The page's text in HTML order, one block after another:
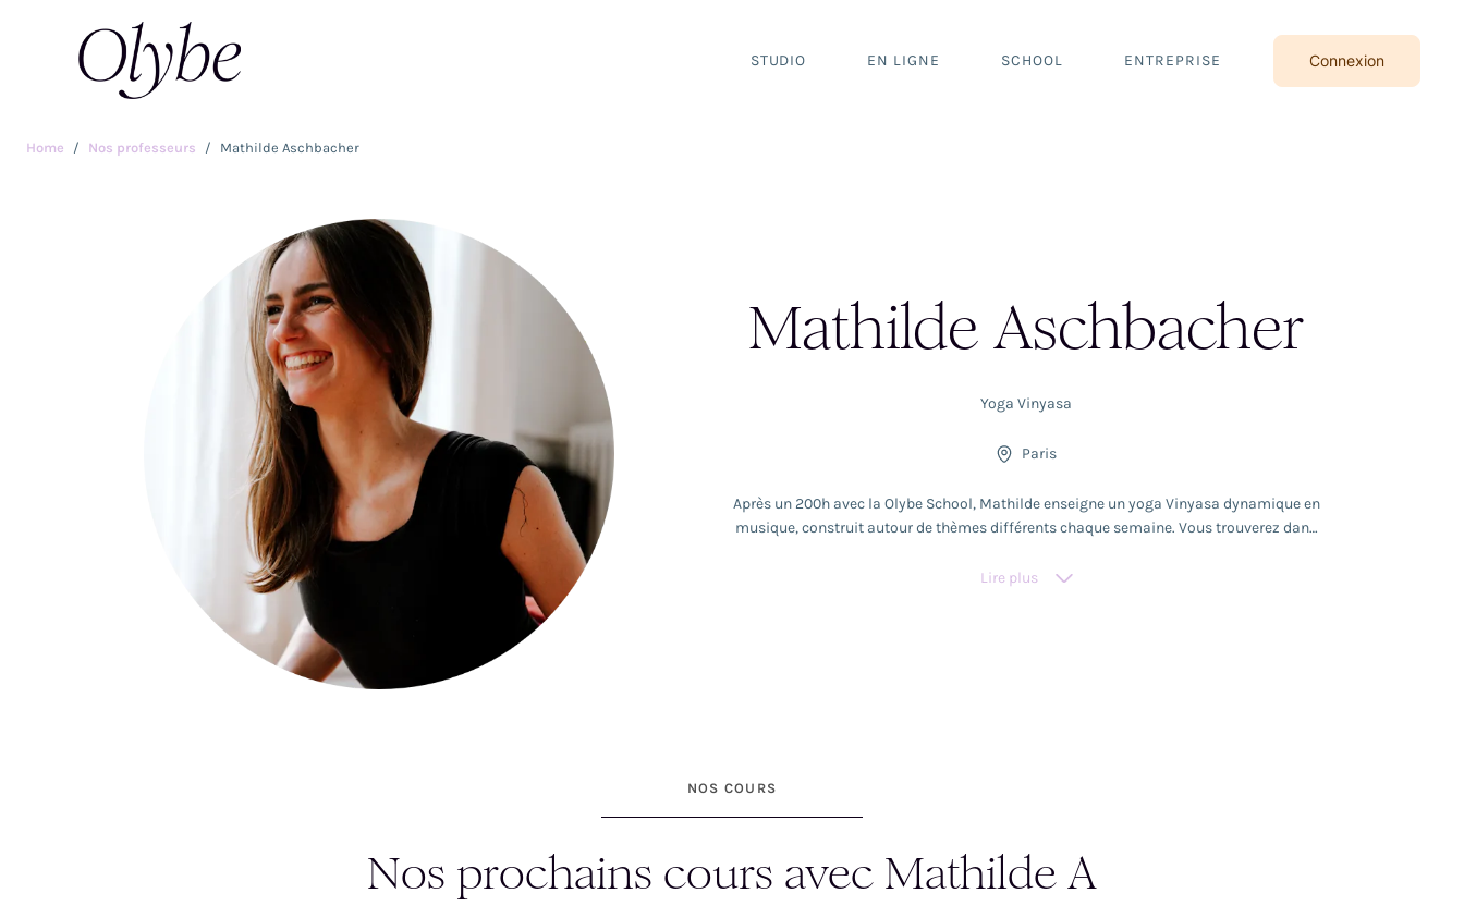
STUDIO EN LIGNE SCHOOL ENTREPRISE Connexion
Home Nos professeurs Mathilde Aschbacher
Mathilde Aschbacher
Yoga Vinyasa
Paris
Après un 200h avec la Olybe School, Mathilde enseigne un yoga Vinyasa dynamique en
musique, construit autour de thèmes différents chaque semaine. Vous trouverez dans
Inspirée par des années de pratique de danse, elle mêle intensité, créativité et rigueur,
Lire plus
NOS COURS
Nos prochains cours avec Mathilde A